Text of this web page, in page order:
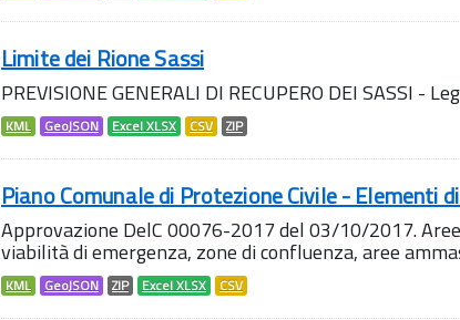
Limite dei Rione Sassi
PREVISIONE GENERALI DI RECUPERO DEI SASSI -
KML GeoJSON Excel XLSX CSV ZIP
Piano Comunale di Protezione Civile - Elementi
Approvazione DelC 00076-2017 del 03/10/2017.
viabilità di emergenza, zone di confluenza, aree
KML GeoJSON ZIP Excel XLSX CSV